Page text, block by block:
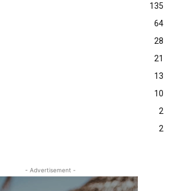
135
64
28
21
13
10
2
2
- Advertisement -